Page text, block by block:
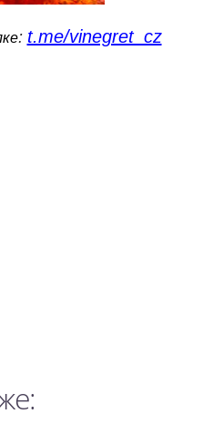
: t.me/vinegret_cz